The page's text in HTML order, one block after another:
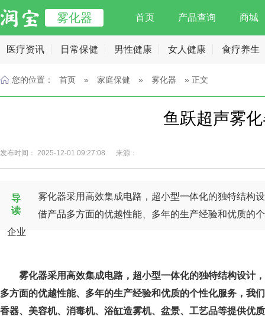
雾化器 首页 产品查询 商城
医疗资讯 日常保健 男性健康 女人健康 食疗养生
您的位置： 首页 » 家庭保健 » 雾化器 » 正文
鱼跃超声雾
发布时间： 2025-12-01 09:27:08 来源：
导
读
雾化器采用高效集成电路，超小型一体化的独特结构
借产品多方面的优越性能、多年的生产经验和优质的
企业
雾化器采用高效集成电路，超小型一体化的独特结构设计
多方面的优越性能、多年的生产经验和优质的个性化服务，我
香器、美容机、消毒机、浴缸造雾机、盆景、工艺品等提供优